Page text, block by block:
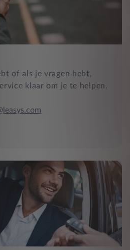
of als je vragen hebt,
klaar om je te helpen.